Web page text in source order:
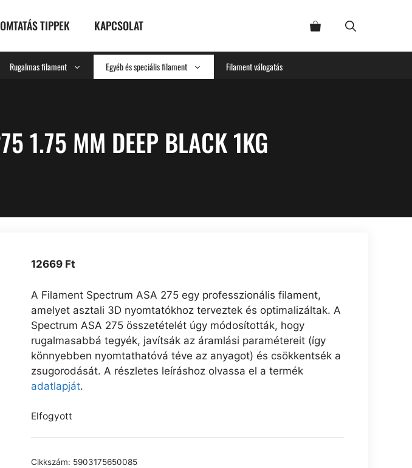
TIPPEK KAPCSOLAT
Rugalmas filament Egyéb és speciális filament Filament válogatás
1.75 MM DEEP BLACK 1KG
12669 Ft
A Filament Spectrum ASA 275 egy professzionális filament,
amelyet asztali 3D nyomtatókhoz terveztek és optimalizáltak. A
Spectrum ASA 275 összetételét úgy módosították, hogy
rugalmasabbá tegyék, javítsák az áramlási paramétereit (így
könnyebben nyomtathatóvá téve az anyagot) és csökkentsék a
zsugorodását. A részletes leíráshoz olvassa el a termék
adatlapját.
Elfogyott
Cikkszám: 5903175650085